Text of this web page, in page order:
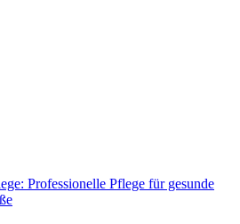
Professionelle Pflege für gesunde